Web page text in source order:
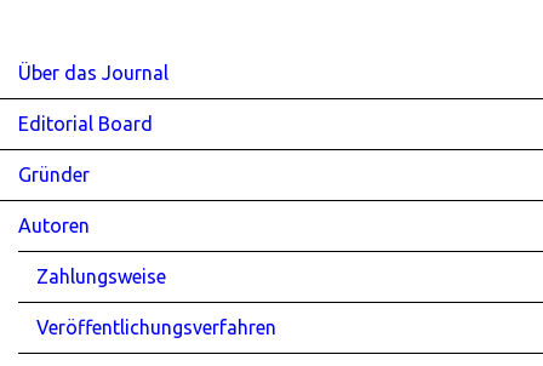
Über das Journal
Editorial Board
Gründer
Autoren
Zahlungsweise
Veröffentlichungsverfahren